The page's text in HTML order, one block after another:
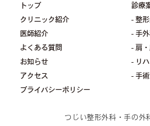
トップ
クリニック紹介
医師紹介
よくある質問
お知らせ
アクセス
プライバシーポリシー
診療
- 整
- 手
- 肩
- リ
- 手
つじい整形外科・手の外